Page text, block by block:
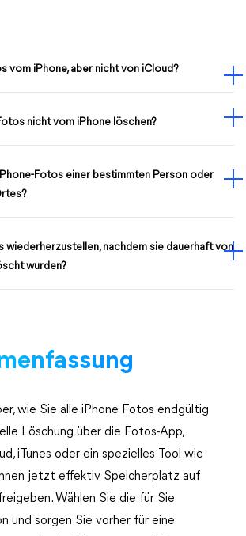
vom iPhone, aber nicht von iCloud?
nicht vom iPhone löschen?
Fotos einer bestimmten Person oder
wiederherzustellen, nachdem sie dauerhaft von
wurden?
wie Sie alle iPhone Fotos endgültig
Löschung über die Fotos-App,
iTunes oder ein spezielles Tool wie
jetzt effektiv Speicherplatz auf
Wählen Sie die für Sie
und sorgen Sie vorher für eine